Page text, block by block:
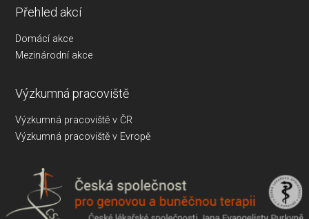
Přehled akcí
Domácí akce
Mezinárodní akce
Výzkumná pracoviště
Výzkumná pracoviště v ČR
Výzkumná pracoviště v Evropě